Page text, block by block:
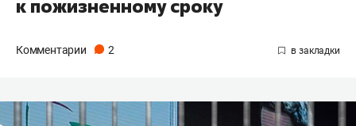
к пожизненному сроку
Комментарии 2